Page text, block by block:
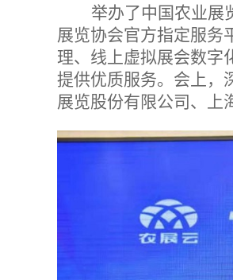
举办了中国农业展
展览协会官方指定服务
理、线上虚拟展会数字
提供优质服务。会上，
展览股份有限公司、上